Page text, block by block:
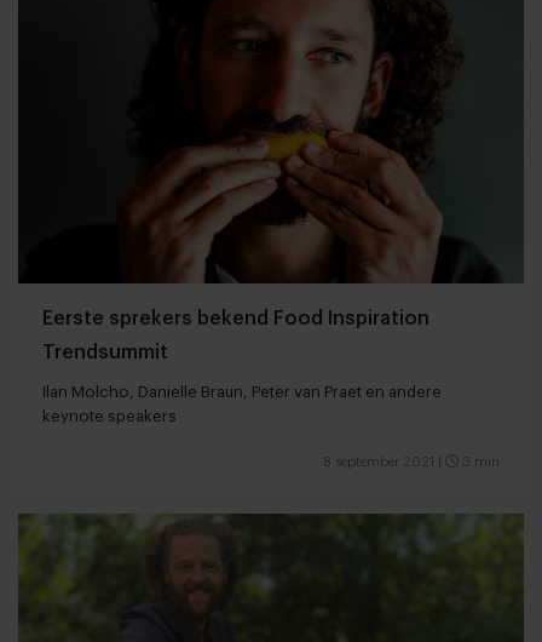
Eerste sprekers bekend Food Inspiration
Trendsummit
Ilan Molcho, Danielle Braun, Peter van Praet en andere
keynote speakers
8 september 2021 3 min